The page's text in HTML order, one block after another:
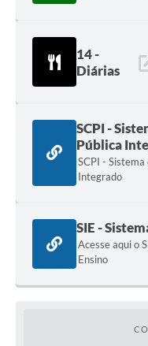
14 -
Diárias
SCPI -
Pública
SCPI -
Integrado
SIE -
Acesse aqui o
Ensino